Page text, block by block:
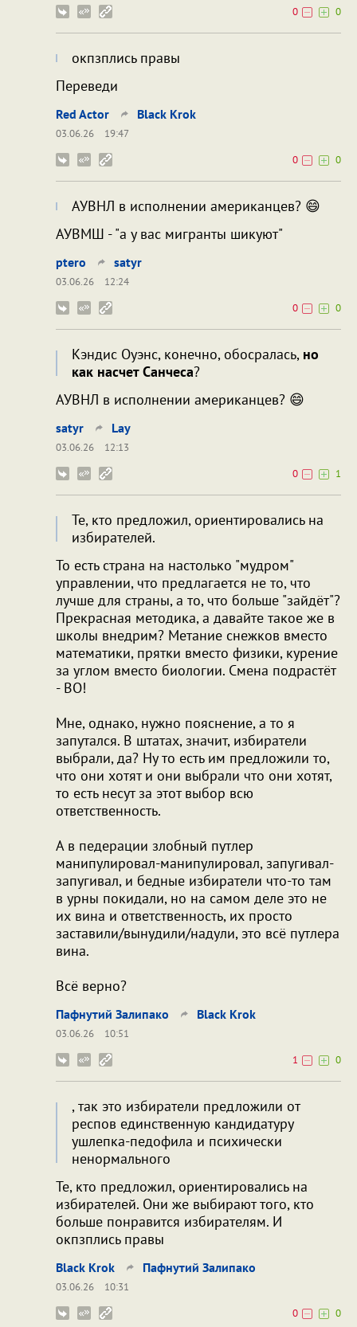
0
0
окпзплись правы
Переведи
Red Actor Black Krok
03.06.26
19:47
0
0
АУВНЛ в исполнении американцев? 😄
АУВМШ - "а у вас мигранты шикуют"
ptero satyr
03.06.26
12:24
0
0
Кэндис Оуэнс, конечно, обосралась, но
как насчет Санчеса?
АУВНЛ в исполнении американцев? 😄
satyr Lay
03.06.26
12:13
0
1
Те, кто предложил, ориентировались на
избирателей.
То есть страна на настолько "мудром"
управлении, что предлагается не то, что
лучше для страны, а то, что больше "зайдёт"?
Прекрасная методика, а давайте такое же в
школы внедрим? Метание снежков вместо
математики, прятки вместо физики, курение
за углом вместо биологии. Смена подрастёт
- ВО!
Мне, однако, нужно пояснение, а то я
запутался. В штатах, значит, избиратели
выбрали, да? Ну то есть им предложили то,
что они хотят и они выбрали что они хотят,
то есть несут за этот выбор всю
ответственность.
А в педерации злобный путлер
манипулировал-манипулировал, запугивал-
запугивал, и бедные избиратели что-то там
в урны покидали, но на самом деле это не
их вина и ответственность, их просто
заставили/вынудили/надули, это всё путлера
вина.
Всё верно?
Пафнутий Залипако Black Krok
03.06.26
10:51
1
0
, так это избиратели предложили от
респов единственную кандидатуру
ушлепка-педофила и психически
ненормального
Те, кто предложил, ориентировались на
избирателей. Они же выбирают того, кто
больше понравится избирателям. И
окпзплись правы
Black Krok Пафнутий Залипако
03.06.26
10:31
0
0